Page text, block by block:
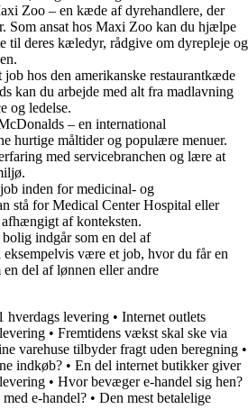
Zoo – en kæde af dyrehandlere, der
Som ansat hos Maxi Zoo kan du hjælpe
til deres kæledyr, rådgive om dyrepleje og
hos den amerikanske restaurantkæde
kan du arbejde med alt fra madlavning
og ledelse.
– en international
hurtige måltider og populære menuer.
med servicebranchen og lære at
inden for medicinal- og
stå for Medical Center Hospital eller
afhængigt af konteksten.
indgår som en del af
være et job, hvor du får en
del af lønnen eller andre
hverdags levering • Internet outlets
• Fremtidens vækst skal ske via
varehuse tilbyder fragt uden beregning •
indkøb? • En del internet butikker giver
• Hvor bevæger e-handel sig hen?
e-handel? • Den mest betalelige